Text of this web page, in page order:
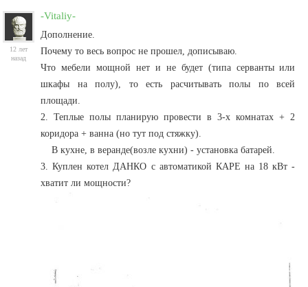
12 лет
назад
-Vitaliy-
Дополнение.
Почему то весь вопрос не прошел, дописываю.
Что мебели мощной нет и не будет (типа серванты или
шкафы на полу), то есть расчитывать полы по всей
площади.
2. Теплые полы планирую провести в 3-х комнатах + 2
коридора + ванна (но тут под стяжку).
В кухне, в веранде(возле кухни) - установка батарей.
3. Куплен котел ДАНКО с автоматикой КАРЕ на 18 кВт -
хватит ли мощности?